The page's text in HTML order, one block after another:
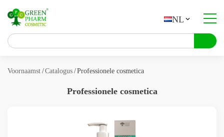
NL
Over het bedrijf
Voornaamst Catalogus Professionele cosmetica
Professionele cosmetica